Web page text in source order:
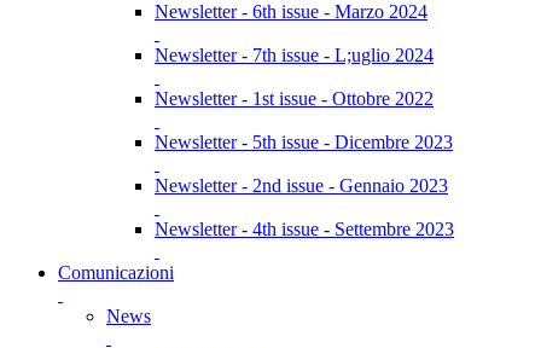
Newsletter - 6th issue - Marzo 2024
Newsletter - 7th issue - L;uglio 2024
Newsletter - 1st issue - Ottobre 2022
Newsletter - 5th issue - Dicembre 2023
Newsletter - 2nd issue - Gennaio 2023
Newsletter - 4th issue - Settembre 2023
Comunicazioni
News